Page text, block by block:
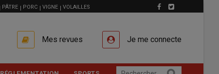
PÂTRE PORC VIGNE VOLAILLES
Mes revues Je me connecte